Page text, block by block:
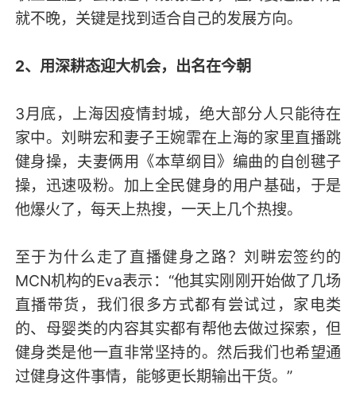
就不晚，关键是找到适合自己的发展方向。
2、 用深耕态迎大机会，出名在今朝
3月底，上海因疫情封城，绝大部分人只能待在
家中。刘畊宏和妻子王婉霏在上海的家里直播跳
健身操，夫妻俩用《本草纲目》编曲的自创毽子
操，迅速吸粉。加上全民健身的用户基础，于是
他爆火了，每天上热搜，一天上几个热搜。
至于为什么走了直播健身之路？刘畊宏签约的
MCN机构的Eva表示：“他其实刚刚开始做了几场
直播带货，我们很多方式都有尝试过，家电类
的、母婴类的内容其实都有帮他去做过探索，但
健身类是他一直非常坚持的。然后我们也希望通
过健身这件事情，能够更长期输出干货。”